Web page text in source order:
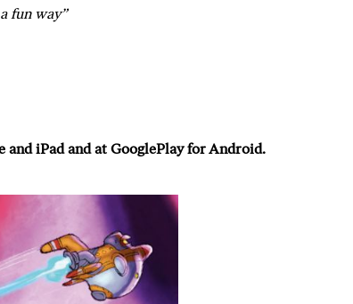
fun way”
and iPad and at GooglePlayfor Android.